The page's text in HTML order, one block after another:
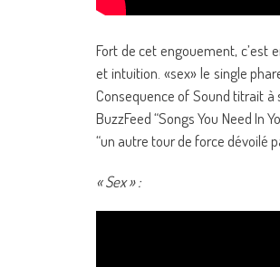
Fort de cet engouement, c’est
et intuition. «sex» le single
Consequence of Sound titrait à
BuzzFeed “Songs You Need In
“un autre tour de force dévoilé
« Sex » :